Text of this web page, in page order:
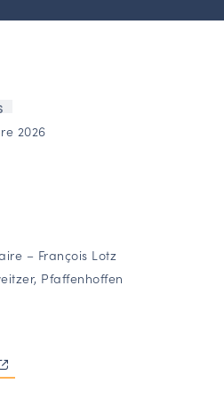
2026
– François Lotz
Pfaffenhoffen